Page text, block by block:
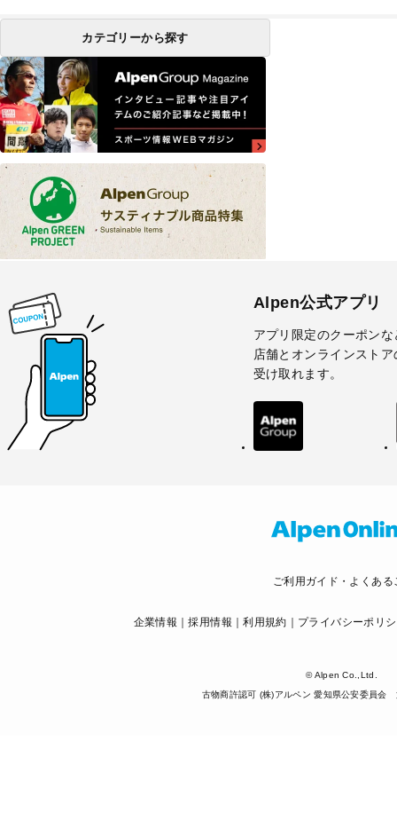
カテゴリーから探す
Alpen公式アプリ
アプリ限定のクーポンな
店舗とオンラインスト
受け取れます。
ご利用ガイド・よくある
企業情報 採用情報 利用規約 プライバシーポリ
© Alpen Co.,Ltd.
古物商許認可 (株)アルペン 愛知県公安委員